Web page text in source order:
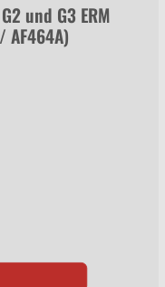
und G3 ERM